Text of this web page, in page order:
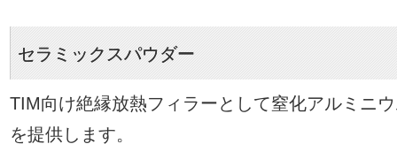
セラミックスパウダー
TIM向け絶縁放熱フィラーとして窒化アルミニ
を提供します。